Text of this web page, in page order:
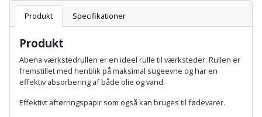
Fugtsikring
Garageport
Gelænder
Gips
Fugepistol
skumpistol
Gevindskærer
Gipsværktøj
Betonsliber
Bindemaskine
Bits
Motorenhed
Motorsav
og
kædesav
Motorsav
Brænde
Brændeovn
Brandslukker
Brugskunst
og
afrensning
Spartelmasse
til
væg
Tape
Rør
fittings
Stålvask
og
Guides
Produkt Specifikationer
Produkt
Abena værkstedrullen er en ideel rulle til værksteder. Rullen er
fremstillet med henblik på maksimal sugeevne og har en
effektiv absorbering af både olie og vand.
Effektivt aftørringspapir som også kan bruges til fødevarer.